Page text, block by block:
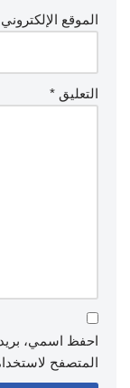
الموقع الإلكتروني
التعليق *
احفظ اسمي،
المتصفح